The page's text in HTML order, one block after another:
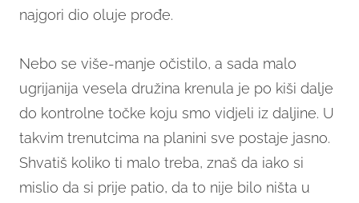
najgori dio oluje prođe.
Nebo se više-manje očistilo, a sada malo
ugrijanija vesela družina krenula je po kiši dalje
do kontrolne točke koju smo vidjeli iz daljine. U
takvim trenutcima na planini sve postaje jasno.
Shvatiš koliko ti malo treba, znaš da iako si
mislio da si prije patio, da to nije bilo ništa u